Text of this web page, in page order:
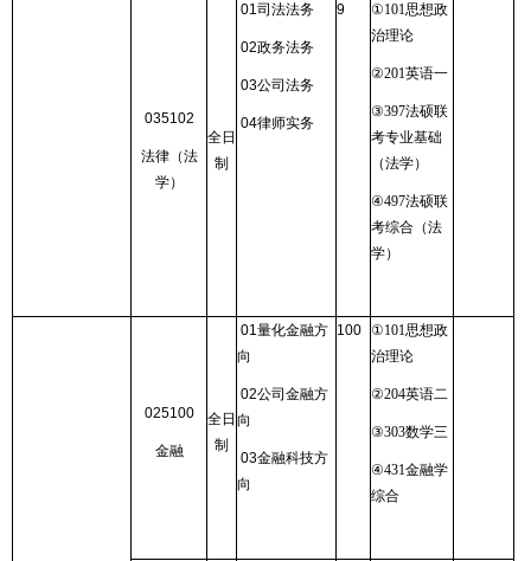
035102
法律（法
学）
全日
制
01司法法务
02政务法务
03公司法务
04律师实务
9 ①101思想政
治理论
②201英语一
③397法硕联
考专业基础
（法学）
④497法硕联
考综合（法
学）
025100
金融
全日
制
01量化金融方
向
02公司金融方
向
03金融科技方
向
100 ①101思想政
治理论
②204英语二
③303数学三
④431金融学
综合